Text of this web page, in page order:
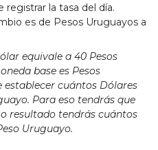
registrar la tasa del día.
es de Pesos Uruguayos a
equivale a 40 Pesos
base es Pesos
establecer cuántos Dólares
Para eso tendrás que
resultado tendrás cuántos
Uruguayo.